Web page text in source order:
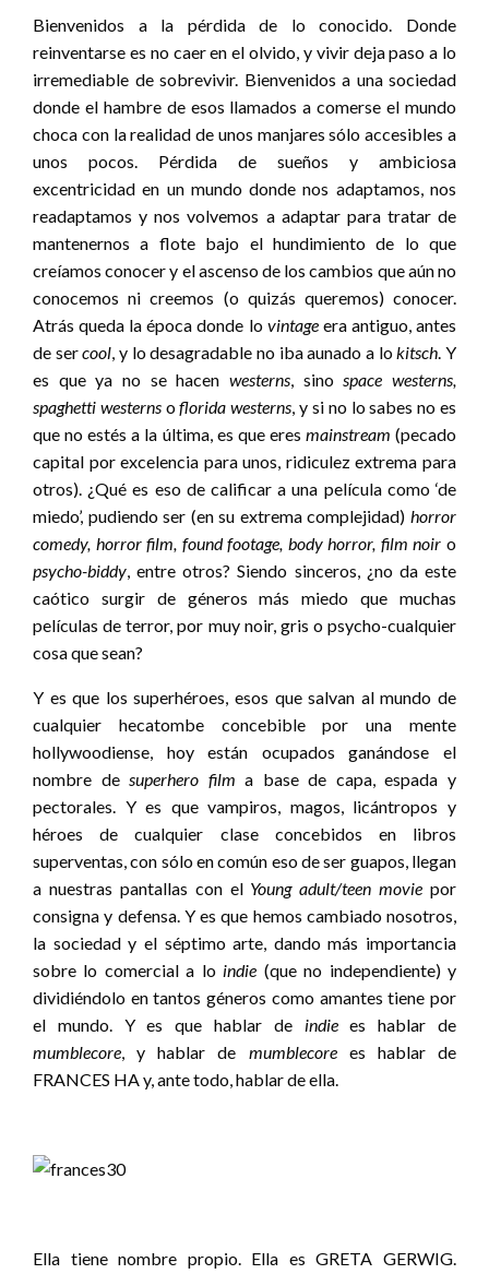
Bienvenidos a la pérdida de lo conocido. Donde
reinventarse es no caer en el olvido, y vivir deja paso a lo
irremediable de sobrevivir. Bienvenidos a una sociedad
donde el hambre de esos llamados a comerse el mundo
choca con la realidad de unos manjares sólo accesibles a
unos pocos. Pérdida de sueños y ambiciosa
excentricidad en un mundo donde nos adaptamos, nos
readaptamos y nos volvemos a adaptar para tratar de
mantenernos a flote bajo el hundimiento de lo que
creíamos conocer y el ascenso de los cambios que aún no
conocemos ni creemos (o quizás queremos) conocer.
Atrás queda la época donde lo vintageera antiguo, antes
de sercool, y lo desagradable no iba aunado a lokitsch. Y
es que ya no se hacen westerns, sinospace westerns,
spaghetti westerns oflorida westerns, y si no lo sabes no es
que no estés a la última, es que eres mainstream (pecado
capital por excelencia para unos, ridiculez extrema para
otros). ¿Qué es eso de calificar a una película como ‘de
miedo’, pudiendo ser (en su extrema complejidad) horror
comedy, horror film, found footage, body horror, film noir o
psycho-biddy, entre otros? Siendo sinceros, ¿no da este
caótico surgir de géneros más miedo que muchas
películas de terror, por muy noir, gris o psycho-cualquier
cosa que sean?
Y es que los superhéroes, esos que salvan al mundo de
cualquier hecatombe concebible por una mente
hollywoodiense, hoy están ocupados ganándose el
nombre desuperhero film a base de capa, espada y
pectorales. Y es que vampiros, magos, licántropos y
héroes de cualquier clase concebidos en libros
superventas, con sólo en común eso de ser guapos, llegan
a nuestras pantallas con el Young adult/teen movie por
consigna y defensa. Y es que hemos cambiado nosotros,
la sociedad y el séptimo arte, dando más importancia
sobre lo comercial a lo indie (que no independiente) y
dividiéndolo en tantos géneros como amantes tiene por
el mundo. Y es que hablar de indiees hablar de
mumblecore, y hablar de mumblecorees hablar de
FRANCES HA y, ante todo, hablar de ella.
Ella tiene nombre propio. Ella es GRETA GERWIG.